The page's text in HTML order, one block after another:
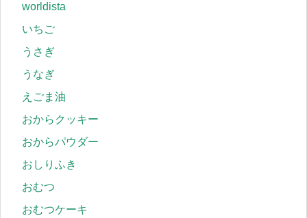
worldista
いちご
うさぎ
うなぎ
えごま油
おからクッキー
おからパウダー
おしりふき
おむつ
おむつケーキ